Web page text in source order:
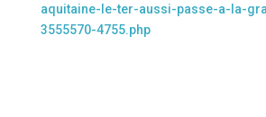
aquitaine-le-ter-aussi-passe-a-la-
3555570-4755.php